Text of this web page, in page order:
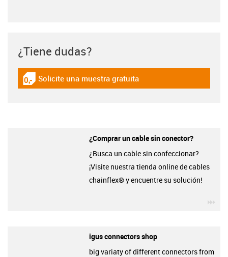
¿Tiene dudas?
igus-icon-gratismuster
Solicite una muestra gratuita
¿Comprar un cable sin conector?
¿Busca un cable sin confeccionar?
¡Visite nuestra tienda online de cables
chainflex® y encuentre su solución!
igus connectors shop
big variaty of different connectors from